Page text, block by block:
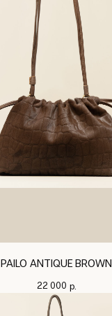
PAILO ANTIQUE BROWN
22 000 р.